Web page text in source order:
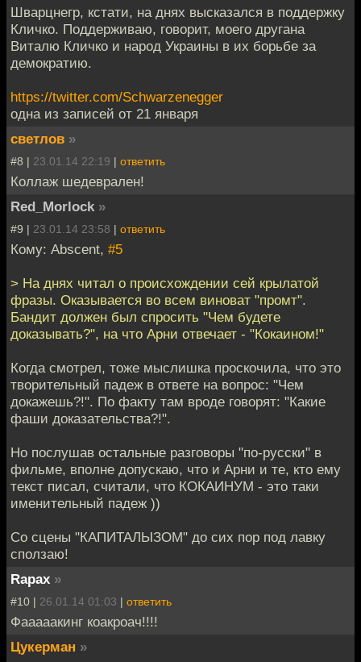
Шварцнегр, кстати, на днях высказался в поддержку
Кличко. Поддерживаю, говорит, моего другана
Виталю Кличко и народ Украины в их борьбе за
демократию.
https://twitter.com/Schwarzenegger
одна из записей от 21 января
светлов »
#8 | 23.01.14 22:19 | ответить
Коллаж шедеврален!
Red_Morlock »
#9 | 23.01.14 23:58 | ответить
Кому: Abscent, #5
> На днях читал о происхождении сей крылатой
фразы. Оказывается во всем виноват "промт".
Бандит должен был спросить "Чем будете
доказывать?", на что Арни отвечает - "Кокаином!"
Когда смотрел, тоже мыслишка проскочила, что это
творительный падеж в ответе на вопрос: "Чем
докажешь?!". По факту там вроде говорят: "Какие
фаши доказательства?!".
Но послушав остальные разговоры "по-русски" в
фильме, вполне допускаю, что и Арни и те, кто ему
текст писал, считали, что КОКАИНУМ - это таки
именительный падеж ))
Со сцены "КАПИТАЛЫЗОМ" до сих пор под лавку
сползаю!
Rapax »
#10 | 26.01.14 01:03 | ответить
Фааааакинг коакроач!!!!
Цукерман »